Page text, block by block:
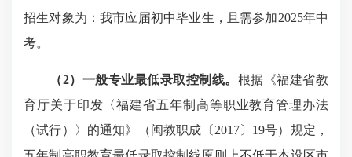
招生对象为：我市应届初中毕业生，且需参加2025年中
考。
（2）一般专业最低录取控制线。 根据《福建省教
育厅关于印发〈福建省五年制高等职业教育管理办法
（试行）〉的通知》（闽教职成〔2017〕19号）规定，